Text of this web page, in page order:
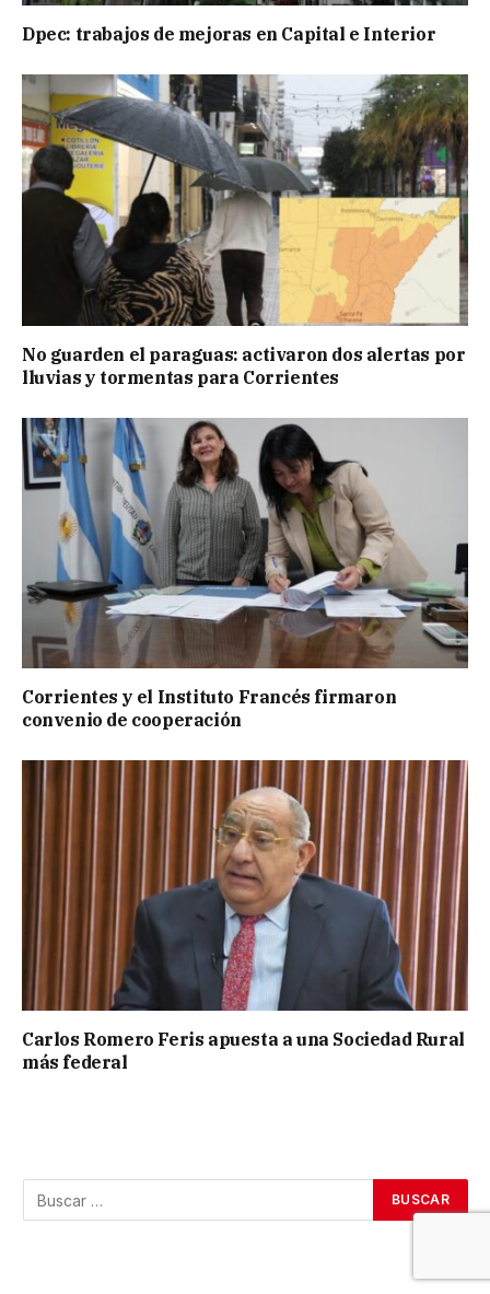
Dpec: trabajos de mejoras en Capital e Interior
No guarden el paraguas: activaron dos alertas por
lluvias y tormentas para Corrientes
Corrientes y el Instituto Francés firmaron
convenio de cooperación
Carlos Romero Feris apuesta a una Sociedad Rural
más federal